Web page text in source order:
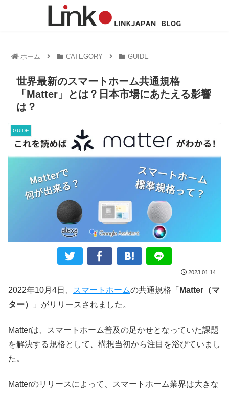
ホーム CATEGORY GUIDE
世界最新のスマートホーム共通規格
「Matter」とは？日本市場にあたえる影響
は？
GUIDE
2023.01.14
2022年10月4日、 スマートホームの共通規格「 Matter（マ
ター）
」がリリースされました。
Matterは、スマートホーム普及の足かせとなっていた課題
を解決する規格として、構想当初から注目を浴びていまし
た。
Matterのリリースによって、スマートホーム業界は大きな